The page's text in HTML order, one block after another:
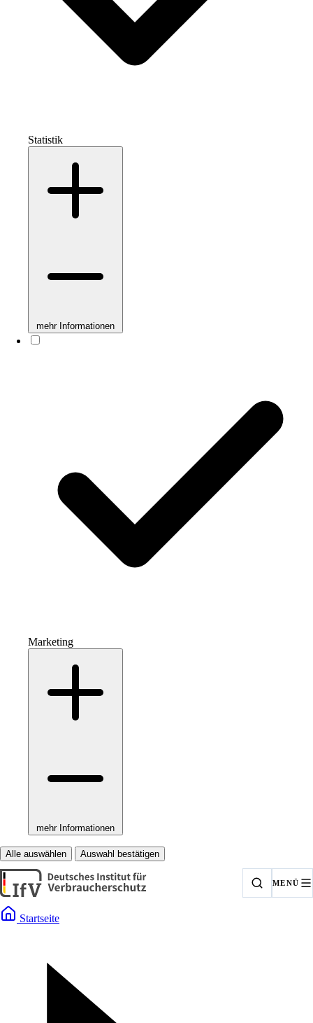
Statistik
mehr Informationen
Marketing
mehr Informationen
Alle auswählen Auswahl bestätigen
MENÜ
Startseite